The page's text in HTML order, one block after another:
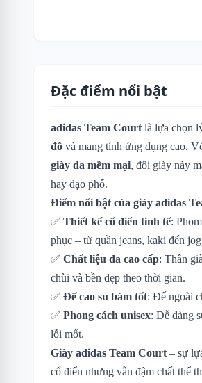
Đặc điểm nổi bật
adidas Team Court là lựa chọn
đồ và mang tính ứng dụng cao.
giày da mềm mại, đôi giày này
hay dạo phố.
Điểm nổi bật của giày adidas
✅ Thiết kế cổ điển tinh tế:
phục – từ quần jeans, kaki đến
✅ Chất liệu da cao cấp: Thân
chùi và bền đẹp theo thời gian.
✅ Đế cao su bám tốt: Đế ngoài
✅ Phong cách unisex: Dễ dàng
lỗi mốt.
Giày adidas Team Court – sự
cổ điển nhưng vẫn đậm chất thể